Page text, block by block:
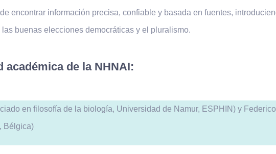
encontrar información precisa, confiable y basada en fuentes,
buenas elecciones democráticas y el pluralismo.
académica de la NHNAI:
en filosofía de la biología, Universidad de Namur, ESPHIN) y
Bélgica)